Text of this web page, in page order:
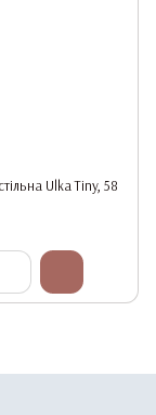
Ulka Tiny, 58